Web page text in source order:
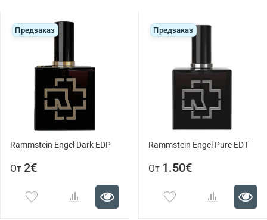
Предзаказ
Rammstein Engel Dark EDP
От 2€
Предзаказ
Rammstein Engel Pure EDT
От 1.50€